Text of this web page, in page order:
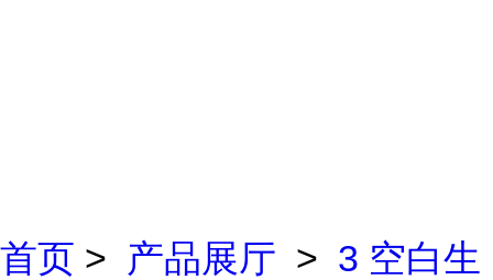
首页 > 产品展厅 > 3 空白生